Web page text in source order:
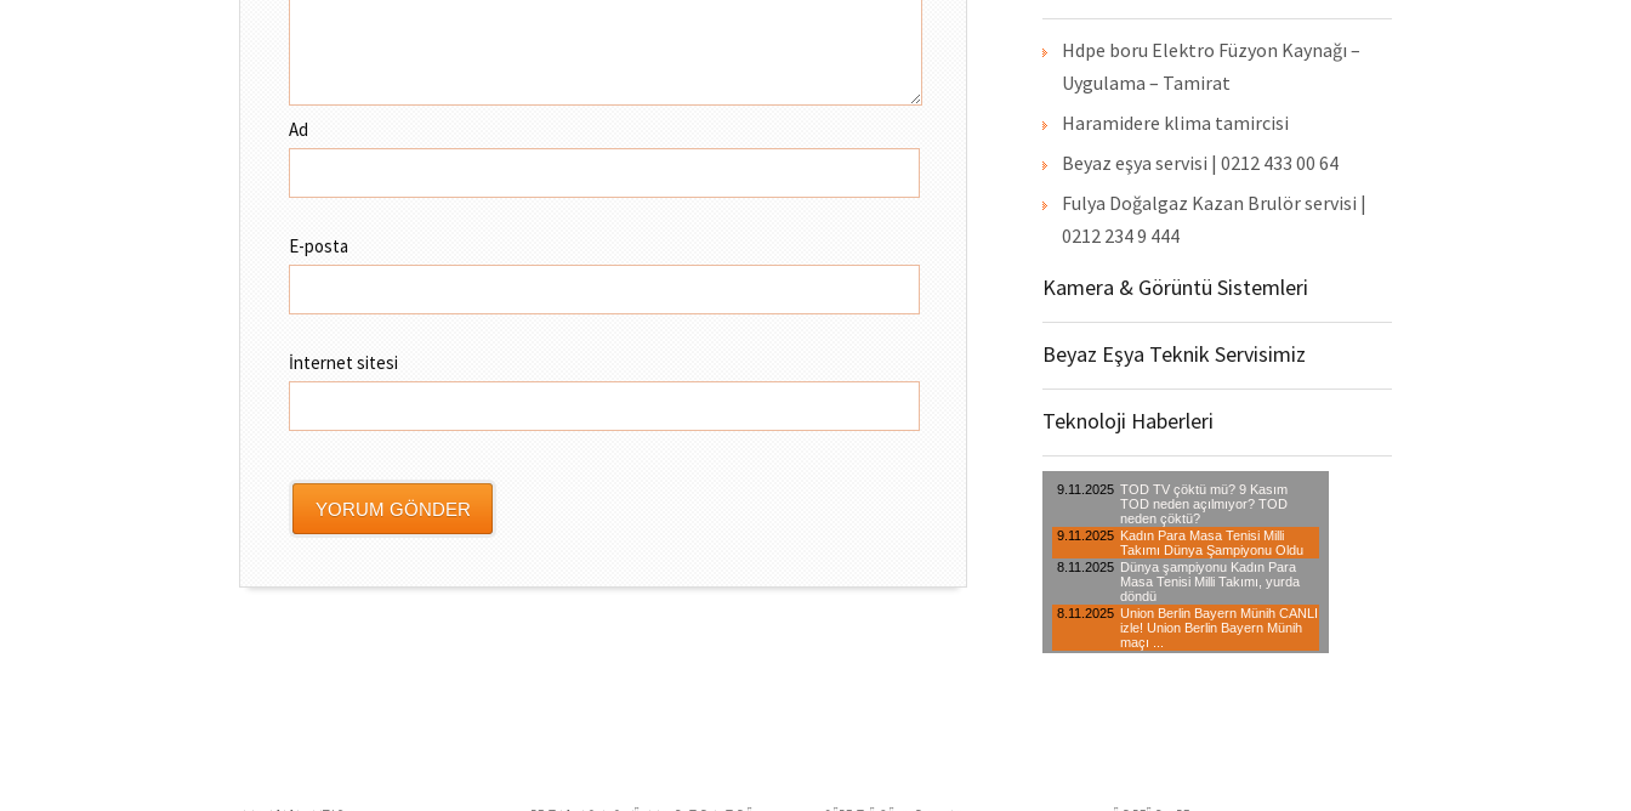
Ad
E-posta
İnternet sitesi
Hdpe boru Elektro Füzyon Kaynağı –
Uygulama – Tamirat
Haramidere klima tamircisi
Beyaz eşya servisi | 0212 433 00 64
Fulya Doğalgaz Kazan Brulör servisi |
0212 234 9 444
Kamera & Görüntü Sistemleri
Beyaz Eşya Teknik Servisimiz
Teknoloji Haberleri